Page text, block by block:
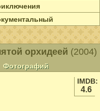
орхидеей (2004)
Фотографий
IMDB:
4.6